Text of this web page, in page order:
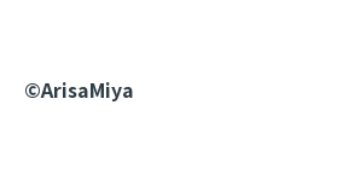
©️ArisaMiya